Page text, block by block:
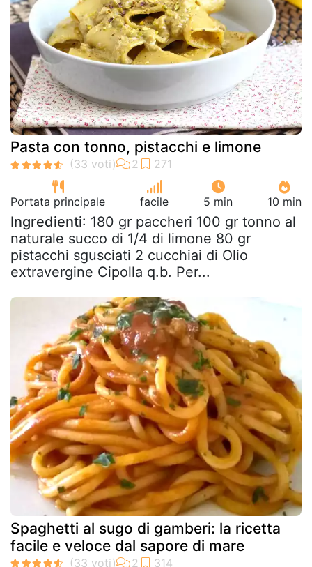
Pasta con tonno, pistacchi e limone
Portata principale facile 5 min 10 min
Ingredienti: 180 gr paccheri 100 gr tonno al
naturale succo di 1/4 di limone 80 gr
pistacchi sgusciati 2 cucchiai di Olio
extravergine Cipolla q.b. Per...
Spaghetti al sugo di gamberi: la ricetta
facile e veloce dal sapore di mare